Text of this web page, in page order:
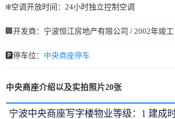
❄️空调开放时间：24小时独立控制空调
🏢开发商：宁波恒江房地产有限公司 / 2002年竣工
🅿️停车位： 中央商座停车
中央商座介绍以及实拍照片20张
宁波中央商座写字楼物业等级：1 建成